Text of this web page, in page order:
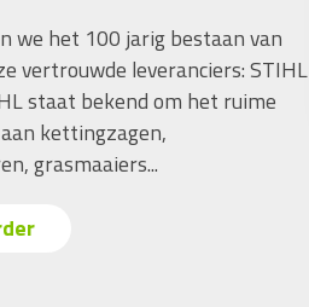
we het 100 jarig bestaan van
vertrouwde leveranciers: STIHL
staat bekend om het ruime
kettingzagen,
grasmaaiers...